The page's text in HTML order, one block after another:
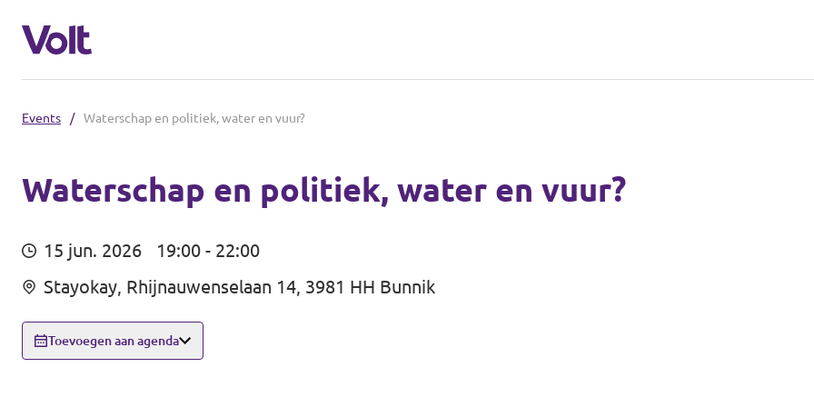
De communities in de Provincie Utrecht
Volt Utrecht (Afdeling)
Volt Amersfoort
Volt De Bilt
Mensen
Events / Waterschap en politiek, water en vuur?
Waterschap en politiek, water en vuur?
15 jun. 2026
19:00 - 22:00
Stayokay, Rhijnauwenselaan 14, 3981 HH Bunnik
Toevoegen aan agenda